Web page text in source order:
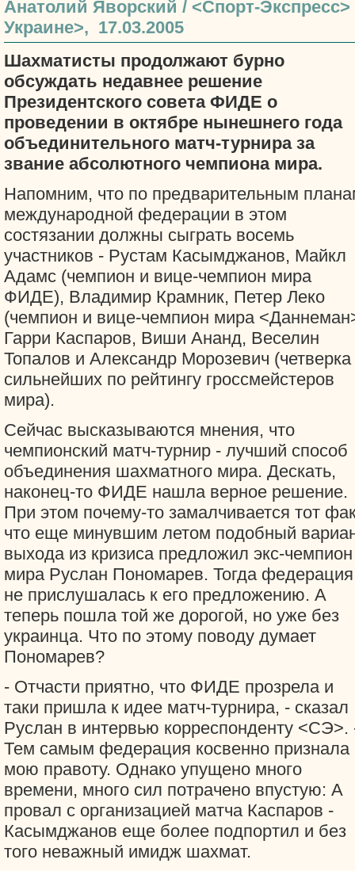
Анатолий Яворский / <Спорт-Экспресс>
Украине>, 17.03.2005
Шахматисты продолжают бурно
обсуждать недавнее решение
Президентского совета ФИДЕ о
проведении в октябре нынешнего года
объединительного матч-турнира за
звание абсолютного чемпиона мира.
Напомним, что по предварительным
международной федерации в этом
состязании должны сыграть восемь
участников - Рустам Касымджанов, Майкл
Адамс (чемпион и вице-чемпион мира
ФИДЕ), Владимир Крамник, Петер Леко
(чемпион и вице-чемпион мира
Гарри Каспаров, Виши Ананд, Веселин
Топалов и Александр Морозевич (четверка
сильнейших по рейтингу гроссмейстеров
мира).
Сейчас высказываются мнения, что
чемпионский матч-турнир - лучший способ
объединения шахматного мира. Дескать,
наконец-то ФИДЕ нашла верное решение.
При этом почему-то замалчивается тот
что еще минувшим летом подобный
выхода из кризиса предложил экс-чемпион
мира Руслан Пономарев. Тогда федерация
не прислушалась к его предложению. А
теперь пошла той же дорогой, но уже без
украинца. Что по этому поводу думает
Пономарев?
- Отчасти приятно, что ФИДЕ прозрела и
таки пришла к идее матч-турнира, - сказал
Руслан в интервью корреспонденту <СЭ>.
Тем самым федерация косвенно признала
мою правоту. Однако упущено много
времени, много сил потрачено впустую: А
провал с организацией матча Каспаров -
Касымджанов еще более подпортил и без
того неважный имидж шахмат.